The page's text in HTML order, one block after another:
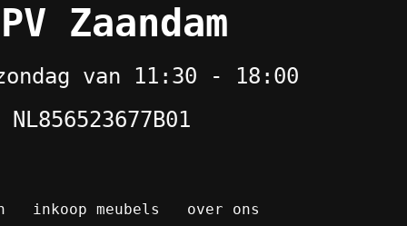
Zaandam
van 11:30 - 18:00
inkoop meubels over ons